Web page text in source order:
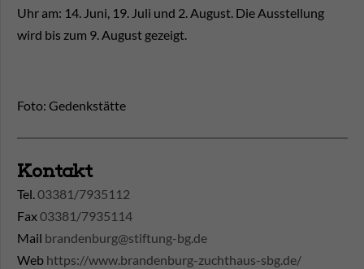
Uhr am: 14. Juni, 19. Juli und 2. August. Die Ausstellung
wird bis zum 9. August gezeigt.
Foto: Gedenkstätte
Kontakt
Tel.03381/7935112
Fax03381/7935114
Mail brandenburg@stiftung-bg.de
Web https://www.brandenburg-zuchthaus-sbg.de/